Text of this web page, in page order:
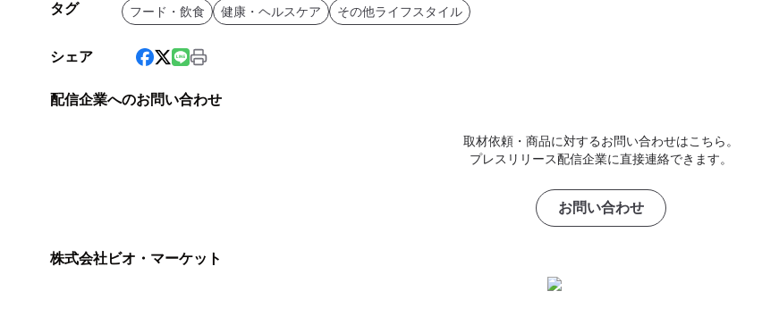
タグ フード・飲食 健康・ヘルスケア その他ライフスタイル
シェア
配信企業へのお問い合わせ
取材依頼・商品に対するお問い合わせはこちら。
プレスリリース配信企業に直接連絡できます。
お問い合わせ
株式会社ビオ・マーケット